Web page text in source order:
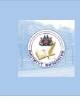
содержанию